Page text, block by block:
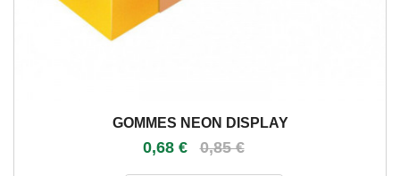
GOMMES NEON DISPLAY
0,68 € 0,85 €